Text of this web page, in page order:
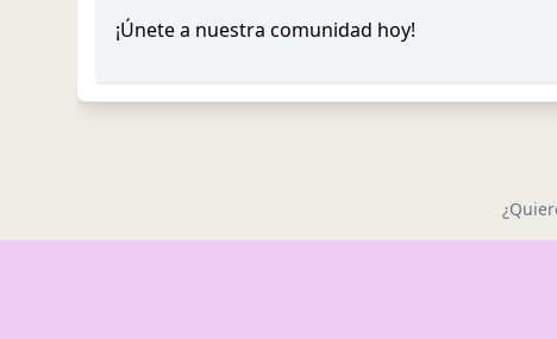
¡Únete a nuestra comunidad hoy!